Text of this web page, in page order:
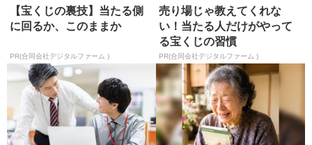
【宝くじの裏技】当たる側
に回るか、このままか
PR(合同会社デジタルファーム )
売り場じゃ教えてくれな
い！当たる人だけがやって
る宝くじの習慣
PR(合同会社デジタルファーム )